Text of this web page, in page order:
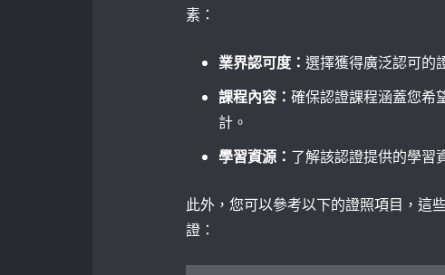
素：
業界認可度： 選擇獲得廣泛認可的
課程內容： 確保認證課程涵蓋您希
計。
學習資源： 了解該認證提供的學習
此外，您可以參考以下的證照項目，這
證：